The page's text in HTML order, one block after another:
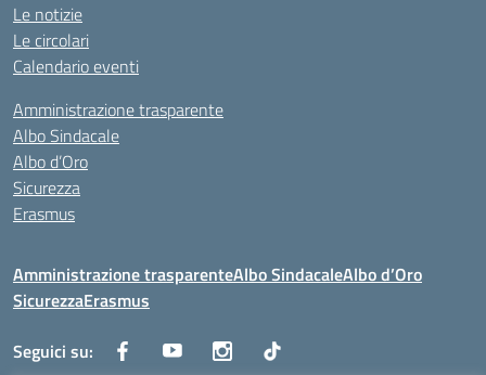
Le notizie
Le circolari
Calendario eventi
Amministrazione trasparente
Albo Sindacale
Albo d’Oro
Sicurezza
Erasmus
Amministrazione trasparenteAlbo SindacaleAlbo d’Oro
SicurezzaErasmus
Seguici su: